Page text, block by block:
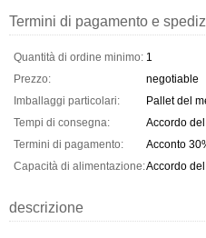
Termini di pagamento e
Quantità di ordine minimo: 1
Prezzo:
negotiable
Imballaggi particolari:
Pallet del
Tempi di consegna:
Accordo
Termini di pagamento:
Acconto
Capacità di alimentazione:Accordo
descrizione